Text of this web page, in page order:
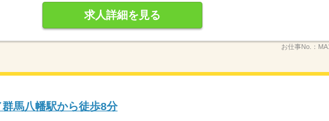
求人詳細を見る
お仕事No.：
馬八幡駅から徒歩8分